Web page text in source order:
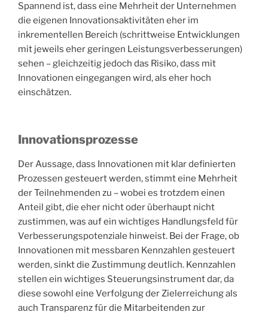
Spannend ist, dass eine Mehrheit der Unternehmen
die eigenen Innovationsaktivitäten eher im
inkrementellen Bereich (schrittweise Entwicklungen
mit jeweils eher geringen Leistungsverbesserungen)
sehen – gleichzeitig jedoch das Risiko, dass mit
Innovationen eingegangen wird, als eher hoch
einschätzen.
Innovationsprozesse
Der Aussage, dass Innovationen mit klar definierten
Prozessen gesteuert werden, stimmt eine Mehrheit
der Teilnehmenden zu – wobei es trotzdem einen
Anteil gibt, die eher nicht oder überhaupt nicht
zustimmen, was auf ein wichtiges Handlungsfeld für
Verbesserungspotenziale hinweist. Bei der Frage, ob
Innovationen mit messbaren Kennzahlen gesteuert
werden, sinkt die Zustimmung deutlich. Kennzahlen
stellen ein wichtiges Steuerungsinstrument dar, da
diese sowohl eine Verfolgung der Zielerreichung als
auch Transparenz für die Mitarbeitenden zur